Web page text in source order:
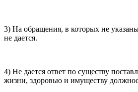
3) На обращения, в которых не
не дается.
4) Не дается ответ по существу
жизни, здоровью и имуществу